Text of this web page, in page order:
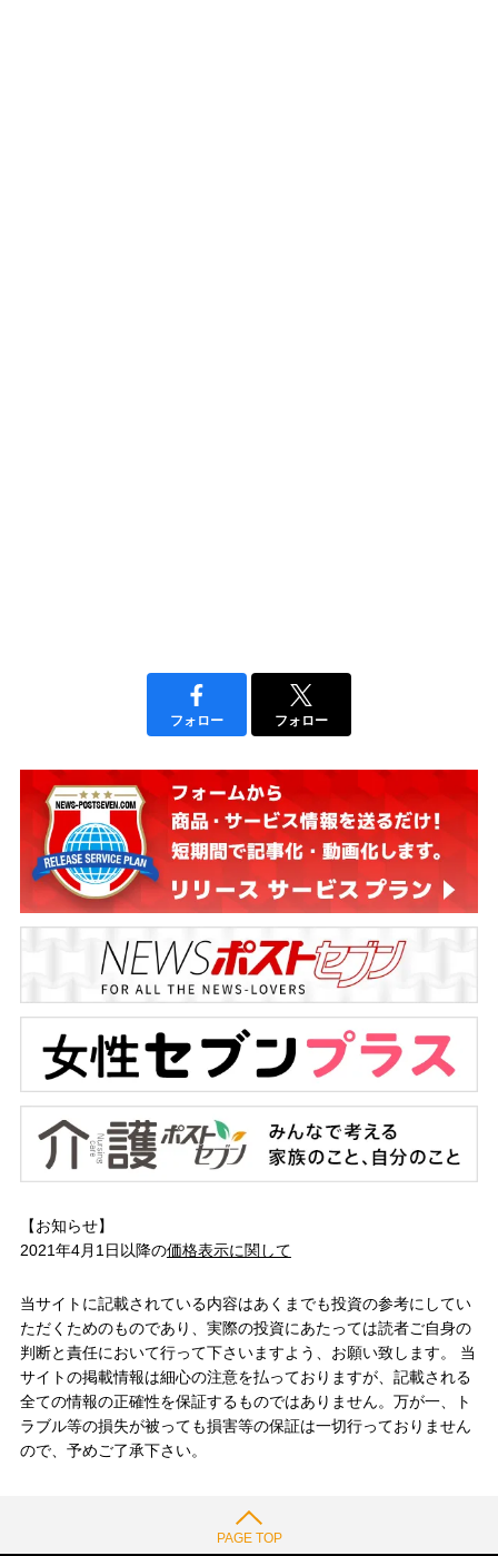
フォロー フォロー
【お知らせ】
2021年4月1日以降の価格表示に関して
当サイトに記載されている内容はあくまでも投資の参考にしてい
ただくためのものであり、実際の投資にあたっては読者ご自身の
判断と責任において行って下さいますよう、お願い致します。 当
サイトの掲載情報は細心の注意を払っておりますが、記載される
全ての情報の正確性を保証するものではありません。万が一、ト
ラブル等の損失が被っても損害等の保証は一切行っておりません
ので、予めご了承下さい。
PAGE TOP